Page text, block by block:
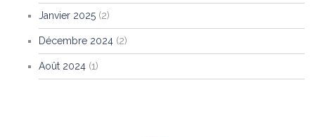
Janvier 2025 (2)
Décembre 2024 (2)
Août 2024 (1)